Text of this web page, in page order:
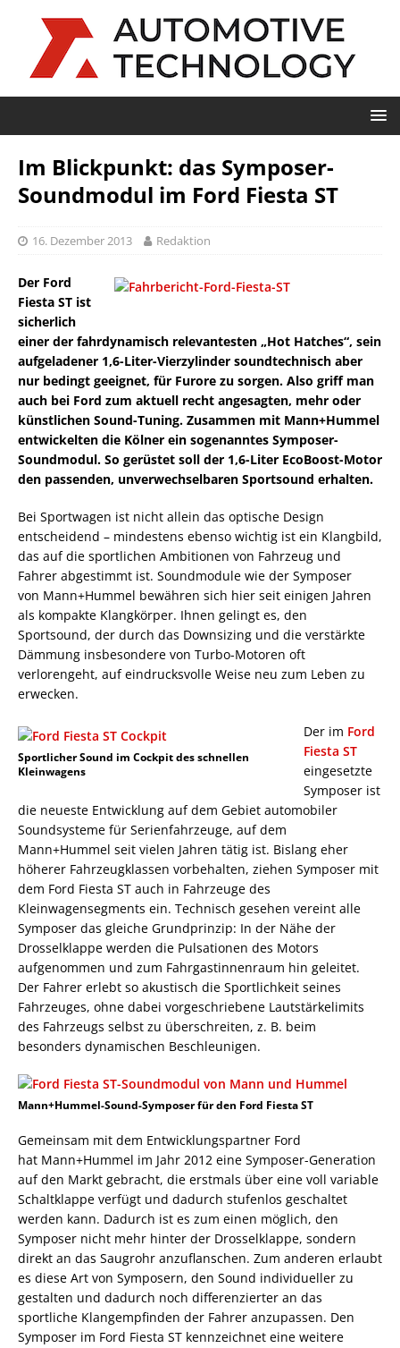
Im Blickpunkt: das Symposer-
Soundmodul im Ford Fiesta ST
16. Dezember 2013 Redaktion
Der Ford
Fiesta ST ist
sicherlich
einer der fahrdynamisch relevantesten „Hot Hatches“, sein
aufgeladener 1,6-Liter-Vierzylinder soundtechnisch aber
nur bedingt geeignet, für Furore zu sorgen. Also griff man
auch bei Ford zum aktuell recht angesagten, mehr oder
künstlichen Sound-Tuning. Zusammen mit Mann+Hummel
entwickelten die Kölner ein sogenanntes Symposer-
Soundmodul. So gerüstet soll der 1,6-Liter EcoBoost-Motor
den passenden, unverwechselbaren Sportsound erhalten.
Bei Sportwagen ist nicht allein das optische Design
entscheidend – mindestens ebenso wichtig ist ein Klangbild,
das auf die sportlichen Ambitionen von Fahrzeug und
Fahrer abgestimmt ist. Soundmodule wie der Symposer
von Mann+Hummel bewähren sich hier seit einigen Jahren
als kompakte Klangkörper. Ihnen gelingt es, den
Sportsound, der durch das Downsizing und die verstärkte
Dämmung insbesondere von Turbo-Motoren oft
verlorengeht, auf eindrucksvolle Weise neu zum Leben zu
erwecken.
Sportlicher Sound im Cockpit des schnellen
Kleinwagens
Der im Ford
Fiesta ST
eingesetzte
Symposer ist
die neueste Entwicklung auf dem Gebiet automobiler
Soundsysteme für Serienfahrzeuge, auf dem
Mann+Hummel seit vielen Jahren tätig ist. Bislang eher
höherer Fahrzeugklassen vorbehalten, ziehen Symposer mit
dem Ford Fiesta ST auch in Fahrzeuge des
Kleinwagensegments ein. Technisch gesehen vereint alle
Symposer das gleiche Grundprinzip: In der Nähe der
Drosselklappe werden die Pulsationen des Motors
aufgenommen und zum Fahrgastinnenraum hin geleitet.
Der Fahrer erlebt so akustisch die Sportlichkeit seines
Fahrzeuges, ohne dabei vorgeschriebene Lautstärkelimits
des Fahrzeugs selbst zu überschreiten, z. B. beim
besonders dynamischen Beschleunigen.
Mann+Hummel-Sound-Symposer für den Ford Fiesta ST
Gemeinsam mit dem Entwicklungspartner Ford
hat Mann+Hummel im Jahr 2012 eine Symposer-Generation
auf den Markt gebracht, die erstmals über eine voll variable
Schaltklappe verfügt und dadurch stufenlos geschaltet
werden kann. Dadurch ist es zum einen möglich, den
Symposer nicht mehr hinter der Drosselklappe, sondern
direkt an das Saugrohr anzuflanschen. Zum anderen erlaubt
es diese Art von Symposern, den Sound individueller zu
gestalten und dadurch noch differenzierter an das
sportliche Klangempfinden der Fahrer anzupassen. Den
Symposer im Ford Fiesta ST kennzeichnet eine weitere